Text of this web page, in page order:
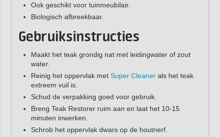
Ook geschikt voor tuinmeubilair.
Biologisch afbreekbaar.
Gebruiksinstructies
Maakt het teak grondig nat met leidingwater of zout
water.
Reinig het oppervlak met Super Cleanerals het teak
extreem vuil is.
Schud de verpakking goed voor gebruik.
Breng Teak Restorer ruim aan en laat het 10-15
minuten inwerken.
Schrob het oppervlak dwars op de houtnerf.